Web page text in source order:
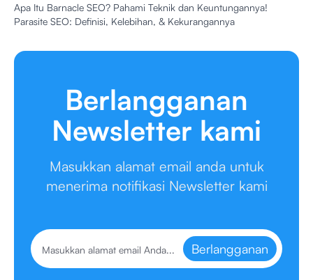
Apa Itu Barnacle SEO? Pahami Teknik dan Keuntungannya!
Parasite SEO: Definisi, Kelebihan, & Kekurangannya
Berlangganan
Newsletter kami
Masukkan alamat email anda untuk
menerima notifikasi Newsletter kami
Berlangganan